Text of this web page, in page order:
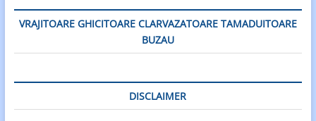
VRAJITOARE GHICITOARE CLARVAZATOARE TAMADUITOARE
BUZAU
DISCLAIMER